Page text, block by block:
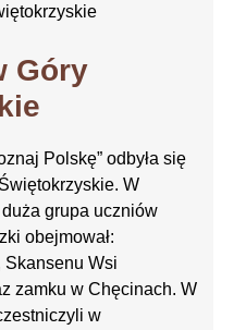
Góry
Polskę” odbyła się
W
duża grupa uczniów
obejmował:
Wsi
zamku w Chęcinach. W
w